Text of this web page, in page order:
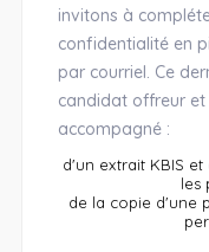
invitons à
confidentialité en
par courriel. Ce
candidat offreur et
accompagné :
d'un extrait KBIS
les
de la copie d'une